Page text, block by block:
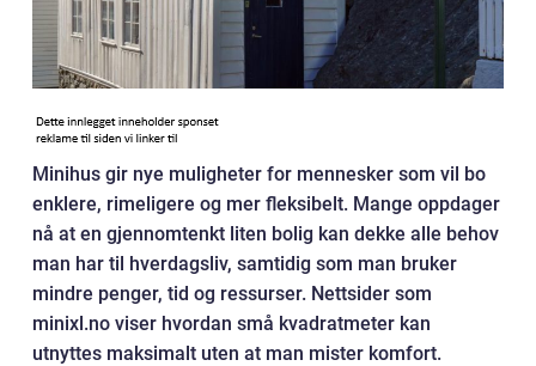
Minihus gir nye muligheter for mennesker som vil bo
enklere, rimeligere og mer fleksibelt. Mange oppdager
nå at en gjennomtenkt liten bolig kan dekke alle behov
man har til hverdagsliv, samtidig som man bruker
mindre penger, tid og ressurser. Nettsider som
minixl.no viser hvordan små kvadratmeter kan
utnyttes maksimalt uten at man mister komfort.